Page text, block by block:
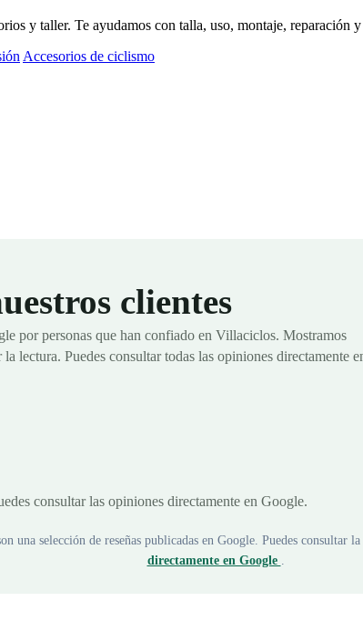
y taller. Te ayudamos con talla, uso, montaje, reparación
Accesorios de ciclismo
clientes
por personas que han confiado en Villaciclos. Mostramos
lectura. Puedes consultar todas las opiniones directamente
consultar las opiniones directamente en Google.
una selección de reseñas publicadas en Google. Puedes consultar
directamente en Google